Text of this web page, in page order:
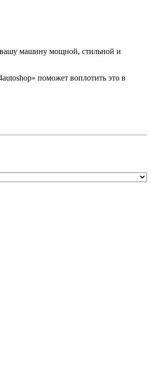
вашу машину мощной, стильной и
поможет воплотить это в